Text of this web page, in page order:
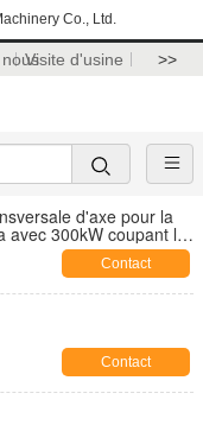
Co., Ltd.
Visite d'usine >>
d'axe pour la
avec 300kW coupant la
Contact
Contact